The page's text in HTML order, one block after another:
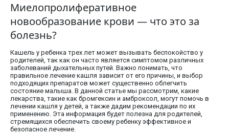
Миелопролиферативное
новообразование крови — что это за
болезнь?
Кашель у ребенка трех лет может вызывать беспокойство у
родителей, так как он часто является симптомом различных
заболеваний дыхательных путей. Важно понимать, что
правильное лечение кашля зависит от его причины, и выбор
подходящих препаратов может существенно облегчить
состояние малыша. В данной статье мы рассмотрим, какие
лекарства, такие как бромгексин и амброксол, могут помочь в
лечении кашля у детей, а также дадим рекомендации по их
применению. Эта информация будет полезна для родителей,
стремящихся обеспечить своему ребенку эффективное и
безопасное лечение.